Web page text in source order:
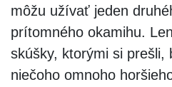
môžu užívať jeden
prítomného okamihu.
skúšky, ktorými si prešli,
niečoho omnoho